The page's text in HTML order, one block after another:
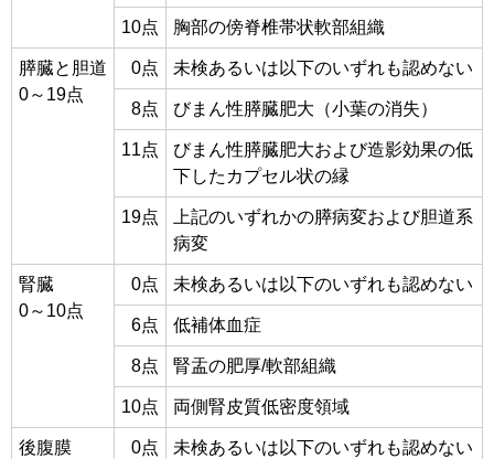
10点 胸部の傍脊椎帯状軟部組織
膵臓と胆道
0～19点
0点 未検あるいは以下のいずれも認めない
8点 びまん性膵臓肥大（小葉の消失）
11点
びまん性膵臓肥大および造影効果の低
下したカプセル状の縁
19点
上記のいずれかの膵病変および胆道系
病変
腎臓
0～10点
0点 未検あるいは以下のいずれも認めない
6点 低補体血症
8点 腎盂の肥厚/軟部組織
10点 両側腎皮質低密度領域
後腹膜
0点 未検あるいは以下のいずれも認めない